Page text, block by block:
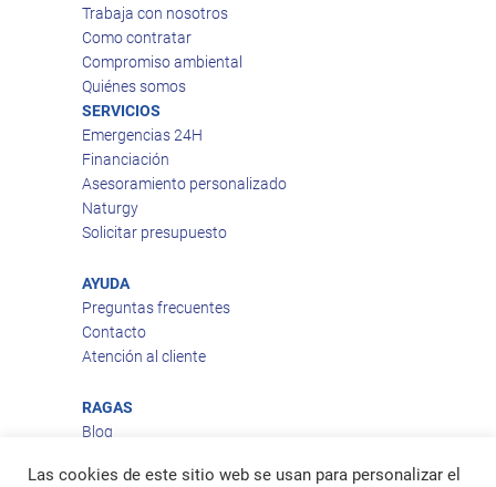
Trabaja con nosotros
Como contratar
Compromiso ambiental
Quiénes somos
SERVICIOS
Emergencias 24H
Financiación
Asesoramiento personalizado
Naturgy
Solicitar presupuesto
AYUDA
Preguntas frecuentes
Contacto
Atención al cliente
RAGAS
Blog
Política de privacidad
Las cookies de este sitio web se usan para personalizar el